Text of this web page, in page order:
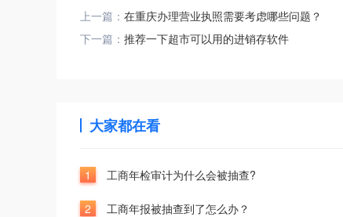
上一篇： 在重庆办理营业执照需要考虑哪些问题？
下一篇： 推荐一下超市可以用的进销存软件
大家都在看
1 工商年检审计为什么会被抽查?
2 工商年报被抽查到了怎么办？